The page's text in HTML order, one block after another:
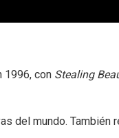
1996, con Stealing
del mundo. También